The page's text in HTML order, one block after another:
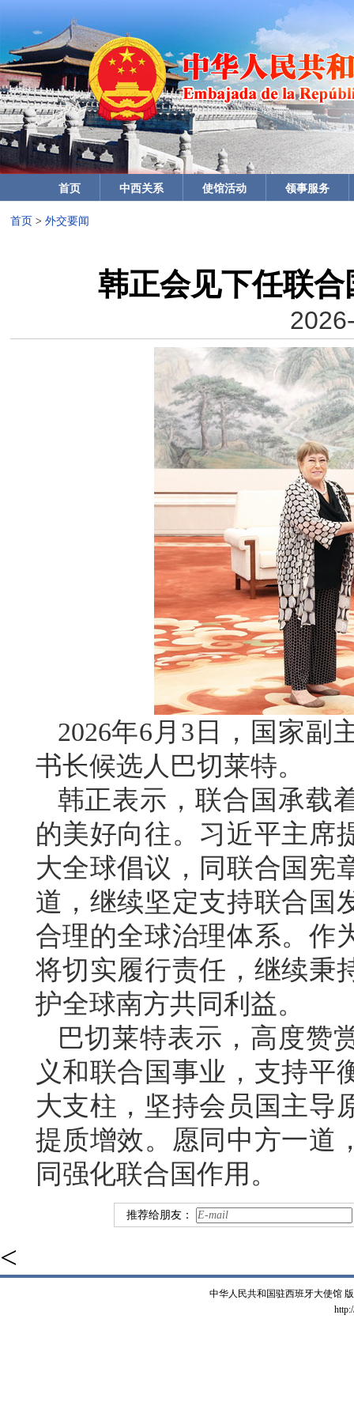
首页 中西关系 使馆活动 领事服务
首页 > 外交要闻
韩正会见下任联
2026年6月3日，国家副
书长候选人巴切莱特。
韩正表示，联合国承载
的美好向往。习近平主席
大全球倡议，同联合国宪
道，继续坚定支持联合国
合理的全球治理体系。作
将切实履行责任，继续秉
护全球南方共同利益。
巴切莱特表示，高度赞
义和联合国事业，支持平
大支柱，坚持会员国主导
提质增效。愿同中方一道
同强化联合国作用。
推荐给朋友：
<
中华人民共和国驻西班牙大使馆